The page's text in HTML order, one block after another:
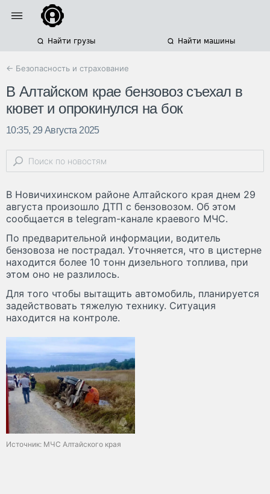
Найти грузы Найти машины
← Безопасность и страхование
В Алтайском крае бензовоз съехал в
кювет и опрокинулся на бок
10:35, 29 Августа 2025
В Новичихинском районе Алтайского края днем 29
августа произошло ДТП с бензовозом. Об этом
сообщается в telegram-канале краевого МЧС.
По предварительной информации, водитель
бензовоза не пострадал. Уточняется, что в цистерне
находится более 10 тонн дизельного топлива, при
этом оно не разлилось.
Для того чтобы вытащить автомобиль, планируется
задействовать тяжелую технику. Ситуация
находится на контроле.
Источник: МЧС Алтайского края